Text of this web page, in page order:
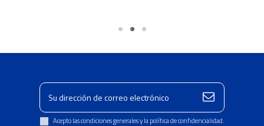
Acepto las condiciones generales y la política de confidencialidad.